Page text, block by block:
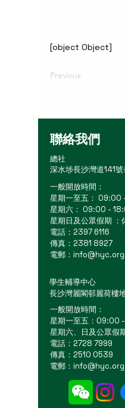
[object Object]
Previous
聯絡我們
總社
深水埗長沙灣道141
一般開放時間：
星期一至五： 09:00
星期六： 09:00 -
星期日及公眾假期 ：
電話：2397 6116
傳真：2381 8927
電郵：
學生輔導中心
長沙灣麗閣邨麗荷樓
一般開放時間：
星期一至五：09:00
星期六、日及公眾假
電話：2728 7999
傳真：2510 0539
電郵：